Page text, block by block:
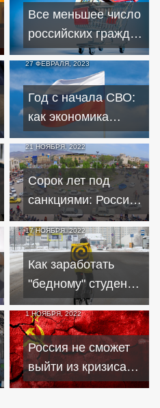
Все меньшее число
российских граждан
могут приобрести
новое жилье
27 ФЕВРАЛЯ, 2023
Год с начала СВО:
как экономика
России выдержала
санкции Запада
21 НОЯБРЯ, 2022
Сорок лет под
санкциями: Россию
должен научить
опыт Ирана
17 НОЯБРЯ, 2022
Как заработать
"бедному" студенту:
пять самых
популярных
вариантов
1 НОЯБРЯ, 2022
Россия не сможет
выйти из кризиса
без реальных